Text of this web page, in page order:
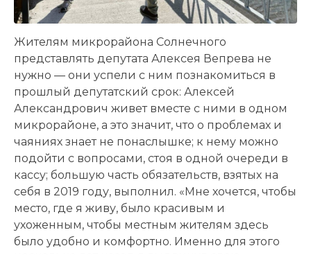
Жителям микрорайона Солнечного
представлять депутата Алексея Вепрева не
нужно — они успели с ним познакомиться в
прошлый депутатский срок: Алексей
Александрович живет вместе с ними в одном
микрорайоне, а это значит, что о проблемах и
чаяниях знает не понаслышке; к нему можно
подойти с вопросами, стоя в одной очереди в
кассу; большую часть обязательств, взятых на
себя в 2019 году, выполнил. «Мне хочется, чтобы
место, где я живу, было красивым и
ухоженным, чтобы местным жителям здесь
было удобно и комфортно. Именно для этого